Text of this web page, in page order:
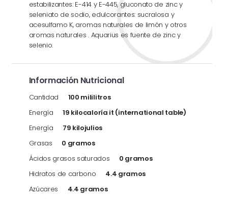
estabilizantes: E-414 y E-445, gluconato de zinc y
seleniato de sodio, edulcorantes: sucralosa y
acesulfamo K, aromas naturales de limón y otros
aromas naturales . Aquarius es fuente de zinc y
selenio.
Información Nutricional
Cantidad
100 mililitros
Energía
19 kilocaloría it (international table)
Energía
79 kilojulios
Grasas
0 gramos
Ácidos grasos saturados
0 gramos
Hidratos de carbono
4.4 gramos
Azúcares
4.4 gramos